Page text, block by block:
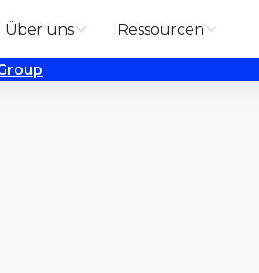
Über uns Ressourcen